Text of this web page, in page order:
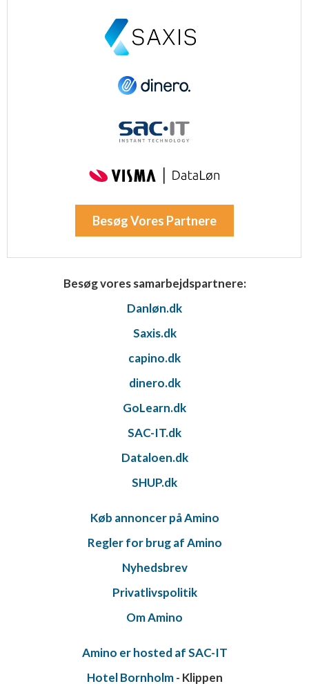
Besøg Vores Partnere
Besøg vores samarbejdspartnere:
Danløn.dk
Saxis.dk
capino.dk
dinero.dk
GoLearn.dk
SAC-IT.dk
Dataloen.dk
SHUP.dk
Køb annoncer på Amino
Regler for brug af Amino
Nyhedsbrev
Privatlivspolitik
Om Amino
Amino er hosted af SAC-IT
Hotel Bornholm- Klippen